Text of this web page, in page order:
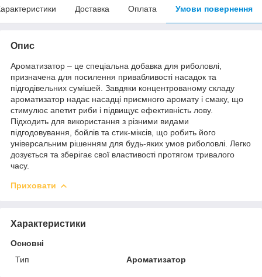
Доставка Оплата Умови повернення
Опис
Ароматизатор – це спеціальна добавка для риболовлі,
призначена для посилення привабливості насадок та
підгодівельних сумішей. Завдяки концентрованому складу
ароматизатор надає насадці приємного аромату і смаку, що
стимулює апетит риби і підвищує ефективність лову.
Підходить для використання з різними видами
підгодовування, бойлів та стик-міксів, що робить його
універсальним рішенням для будь-яких умов риболовлі. Легко
дозується та зберігає свої властивості протягом тривалого
часу.
Приховати
Характеристики
Основні
Тип
Ароматизатор